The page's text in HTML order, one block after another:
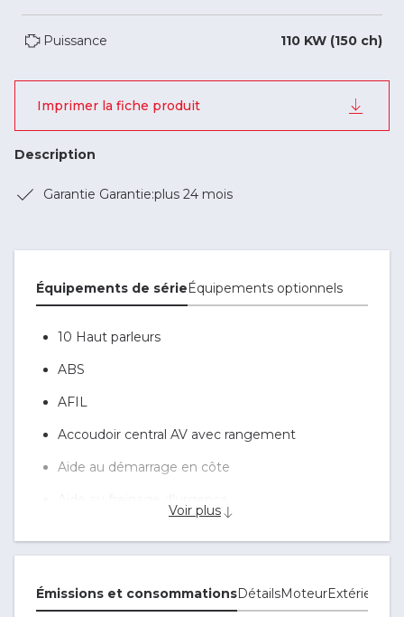
Puissance 110 KW (150 ch)
Imprimer la fiche produit
Description
Garantie Garantie:plus 24 mois
Équipements de sérieÉquipements optionnels
10 Haut parleurs
ABS
AFIL
Accoudoir central AV avec rangement
Aide au démarrage en côte
Airbag passager déconnectable
Voir plus
Émissions et consommationsDétailsMoteurExtérieur